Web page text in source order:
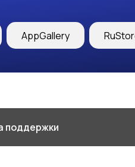
AppGallery
поддержки